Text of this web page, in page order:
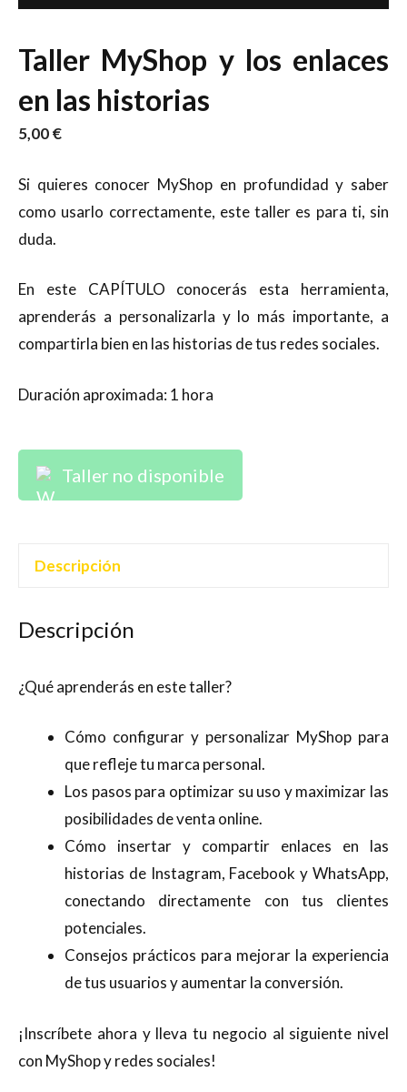
Taller MyShop y los enlaces
en las historias
5,00€
Si quieres conocer MyShop en profundidad y saber
como usarlo correctamente, este taller es para ti, sin
duda.
En este CAPÍTULO conocerás esta herramienta,
aprenderás a personalizarla y lo más importante, a
compartirla bien en las historias de tus redes sociales.
Duración aproximada: 1 hora
Taller no disponible
Descripción
Descripción
¿Qué aprenderás en este taller?
Cómo configurar y personalizar MyShop para
que refleje tu marca personal.
Los pasos para optimizar su uso y maximizar las
posibilidades de venta online.
Cómo insertar y compartir enlaces en las
historias de Instagram, Facebook y WhatsApp,
conectando directamente con tus clientes
potenciales.
Consejos prácticos para mejorar la experiencia
de tus usuarios y aumentar la conversión.
¡Inscríbete ahora y lleva tu negocio al siguiente nivel
con MyShop y redes sociales!